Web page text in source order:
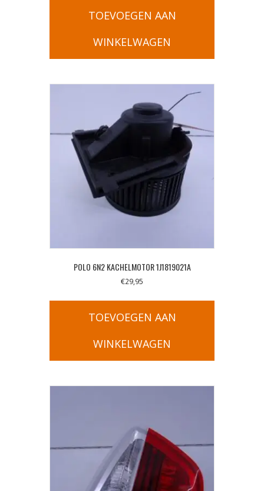
TOEVOEGEN AAN
WINKELWAGEN
POLO 6N2 KACHELMOTOR 1J1819021A
€29,95
TOEVOEGEN AAN
WINKELWAGEN